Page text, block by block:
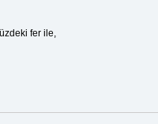
fer ile,